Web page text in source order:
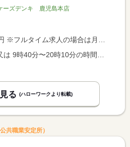
ーズデンキ 鹿児島本店
額（換算額）、パート求人の場合は時間額を表示しています。
る (ハローワークより転載)
共職業安定所）